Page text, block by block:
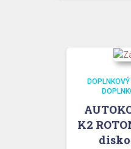
K2